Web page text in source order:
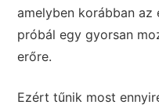
amelyben korábban
próbál egy gyorsan
erőre.
Ezért tűnik most